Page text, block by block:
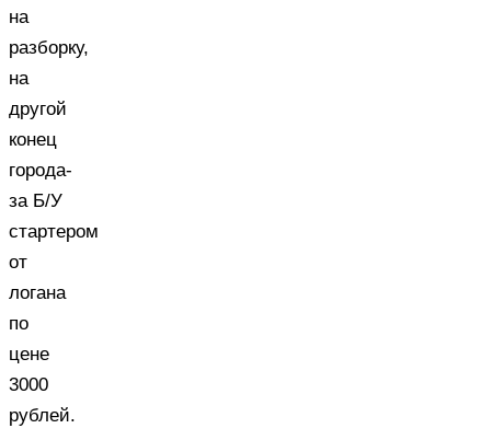
на
разборку,
на
другой
конец
города-
за Б/У
стартером
от
логана
по
цене
3000
рублей.